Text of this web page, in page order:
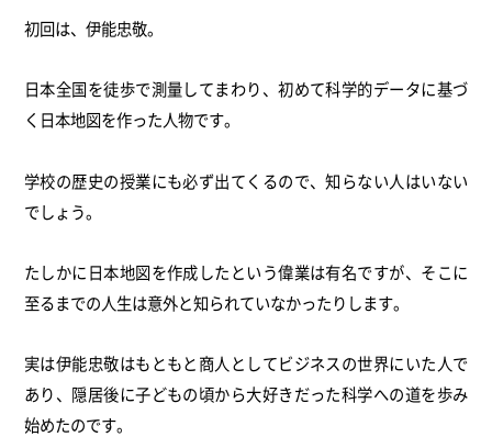
初回は、伊能忠敬。
日本全国を徒歩で測量してまわり、初めて科学的データに基づ
く日本地図を作った人物です。
学校の歴史の授業にも必ず出てくるので、知らない人はいない
でしょう。
たしかに日本地図を作成したという偉業は有名ですが、そこに
至るまでの人生は意外と知られていなかったりします。
実は伊能忠敬はもともと商人としてビジネスの世界にいた人で
あり、隠居後に子どもの頃から大好きだった科学への道を歩み
始めたのです。